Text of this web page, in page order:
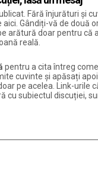
Fără înjurături și
Gândiți-vă de două
arătură doar pentru că
reală.
pentru a cita întreg
cuvinte și apăsați
pe acelea. Link-urile
cu subiectul discuției,